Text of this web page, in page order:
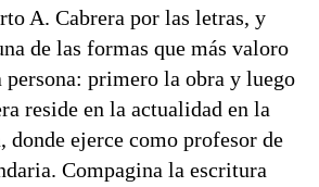
A. Cabrera por las letras, y
de las formas que más valoro
persona: primero la obra y luego
reside en la actualidad en la
donde ejerce como profesor de
Compagina la escritura